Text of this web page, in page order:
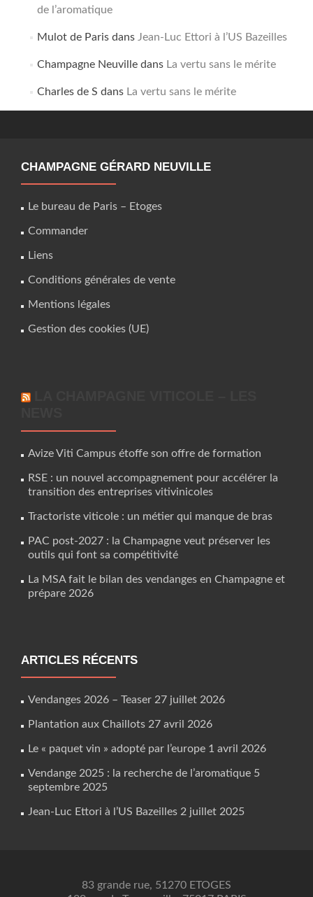
de l’aromatique
Mulot de Parisdans Jean-Luc Ettori à l’US Bazeilles
Champagne Neuvilledans La vertu sans le mérite
Charles de S dans La vertu sans le mérite
CHAMPAGNE GÉRARD NEUVILLE
Le bureau de Paris – Etoges
Commander
Liens
Conditions générales de vente
Mentions légales
Gestion des cookies (UE)
Avize Viti Campus étoffe son offre de formation
RSE : un nouvel accompagnement pour accélérer la
transition des entreprises vitivinicoles
Tractoriste viticole : un métier qui manque de bras
PAC post-2027 : la Champagne veut préserver les
outils qui font sa compétitivité
La MSA fait le bilan des vendanges en Champagne et
prépare 2026
ARTICLES RÉCENTS
Vendanges 2026 – Teaser 27 juillet 2026
Plantation aux Chaillots 27 avril 2026
Le « paquet vin » adopté par l’europe 1 avril 2026
Vendange 2025 : la recherche de l’aromatique 5
septembre 2025
Jean-Luc Ettori à l’US Bazeilles 2 juillet 2025
83 grande rue, 51270 ETOGES